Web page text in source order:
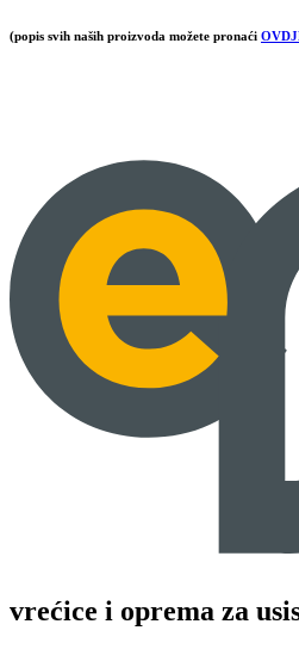
(popis svih naših proizvoda možete pronaći
vrećice i oprema za